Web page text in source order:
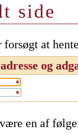
side
forsøgt at
og
en af